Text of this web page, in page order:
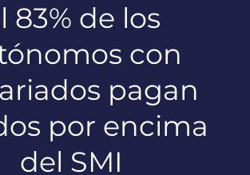
83% de los
con
pagan
por encima
del SMI